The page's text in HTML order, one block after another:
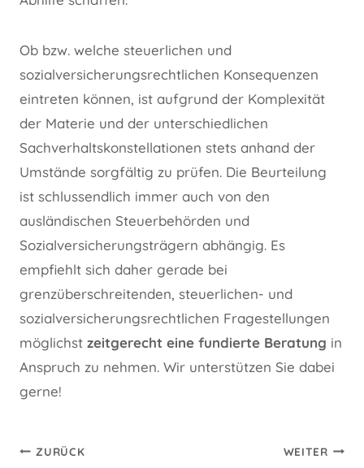
Ob bzw. welche steuerlichen und
sozialversicherungsrechtlichen Konsequenzen
eintreten können, ist aufgrund der Komplexität
der Materie und der unterschiedlichen
Sachverhaltskonstellationen stets anhand der
Umstände sorgfältig zu prüfen. Die Beurteilung
ist schlussendlich immer auch von den
ausländischen Steuerbehörden und
Sozialversicherungsträgern abhängig. Es
empfiehlt sich daher gerade bei
grenzüberschreitenden, steuerlichen- und
sozialversicherungsrechtlichen Fragestellungen
möglichst zeitgerecht eine fundierte Beratung in
Anspruch zu nehmen. Wir unterstützen Sie dabei
gerne!
Beitragsnavigation
ZURÜCK WEITER